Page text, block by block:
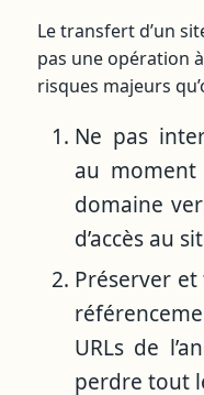
Le transfert d’un
pas une opération
risques majeurs
Ne pas
au moment
domaine
d’accès au
Préserver
URLs de
perdre tout